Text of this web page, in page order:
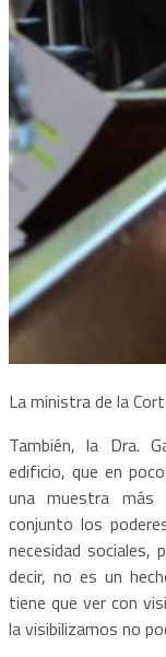
La ministra de la
También, la Dra.
edificio, que en
una muestra más
conjunto los
necesidad sociales,
decir, no es un
tiene que ver con
la visibilizamos no